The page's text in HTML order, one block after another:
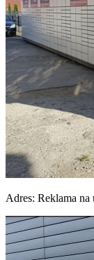
Adres: Reklama